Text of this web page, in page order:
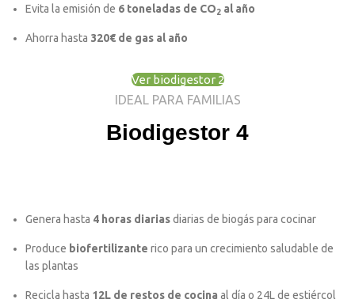
Evita la emisión de 6 toneladas de CO2 al año
Ahorra hasta 320€ de gas al año
Ver biodigestor 2
IDEAL PARA FAMILIAS
Biodigestor 4
Genera hasta 4 horas diariasdiarias de biogás para cocinar
Produce biofertilizante rico para un crecimiento saludable de
las plantas
Recicla hasta 12L de restos de cocina al día o 24L de estiércol